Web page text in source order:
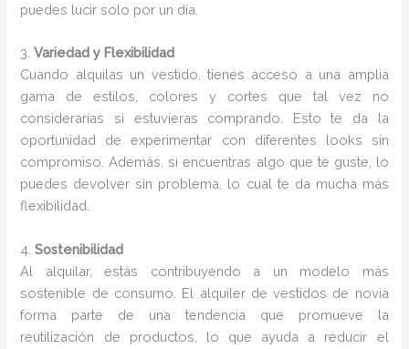
puedes lucir solo por un día.
3.Variedad y Flexibilidad
Cuando alquilas un vestido, tienes acceso a una amplia
gama de estilos, colores y cortes que tal vez no
considerarías si estuvieras comprando. Esto te da la
oportunidad de experimentar con diferentes looks sin
compromiso. Además, si encuentras algo que te guste, lo
puedes devolver sin problema, lo cual te da mucha más
flexibilidad.
4.Sostenibilidad
Al alquilar, estás contribuyendo a un modelo más
sostenible de consumo. El alquiler de vestidos de novia
forma parte de una tendencia que promueve la
reutilización de productos, lo que ayuda a reducir el